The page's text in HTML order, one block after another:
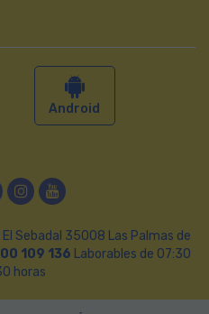
Android
TwitterInstagram
YouTube
Sebadal 35008 Las Palmas de
109 136 Laborables de 07:30
horas